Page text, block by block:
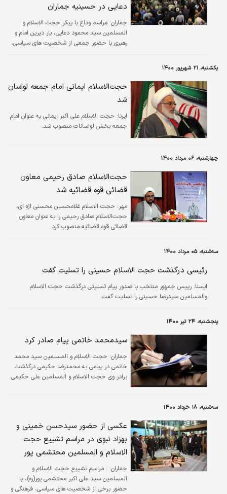
دعایی در حسینیه جماران
جماران: مراسم وداع با پیکر حجت الاسلام و
المسلمین سید محمود دعایی، یار دیرین امام و
رهبری با حضور جمعی از شخصیت های سیاسی،
یکشنبه، ۲۱ شهریور ۱۴۰۰
حجت‌الاسلام ایمانی امام جمعه لواسان
شد
ایرنا: حجت الاسلام علی اکبر ایمانی به عنوان امام
جمعه بخش لواسانات منصوب شد.
چهارشنبه، ۰۶ مرداد ۱۴۰۰
حجت‌الاسلام صادق رحیمی معاون
قضائی قوه قضائیه شد
مهر: حجت الاسلام غلامحسین محسنی اژه ای،
حجت‌الاسلام صادق رحیمی را به عنوان معاون
قضائی قوه قضائیه منصوب کرد.
سه‌شنبه، ۰۵ مرداد ۱۴۰۰
رئیسی درگذشت حجت الاسلام حسینی را تسلیت گفت
ايسنا: رییس جمهور منتخب با صدور پیام تسلیتی درگذشت حجت الاسلام
والمسلمین سیدرضا حسینی را تسلیت گفت.
پنجشنبه، ۲۴ تیر ۱۴۰۰
سیدمحمد خاتمی پیام صادر کرد
جماران: حجت الاسلام و المسلمین سید محمد
خاتمی در پیامی به محمدرضا حکیمی درگذشت
برادر وی حجت الاسلام و المسلمین علی حکیمی
سه‌شنبه، ۱۸ خرداد ۱۴۰۰
عکسی از حضور سیدحسن خمینی و
بهزاد نبوی در مراسم تشییع حجت
الاسلام و المسلمین محتشمی پور
جماران: : مراسم تشییع حجت الاسلام و
المسلمین سید علی اکبر محتشمی پور(ره)، با
حضور برخی از شخصیت های سیاسی، فرهنگی و